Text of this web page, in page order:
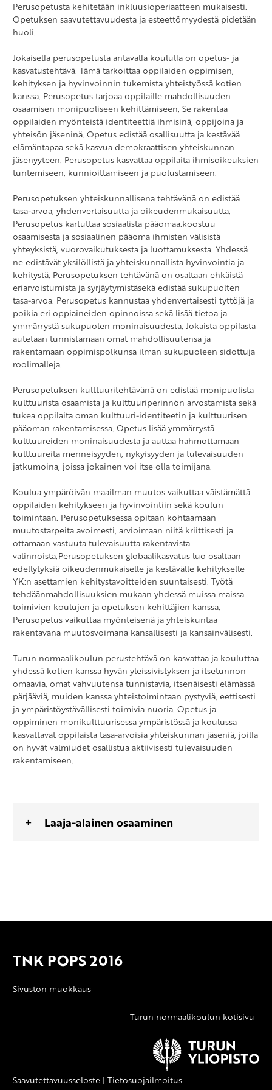
Katolinen uskonto 3-6
Espanja, A2-oppimäärä 4-6
Saksa, A2-oppimäärä 4-6
Ympäristöoppi 3-6
Musiikki 7-9
Oppilaanohjaus 7-9
Terveystieto 7-9
Toinen kotimainen kieli 7-9
Uskonto 7-9
Evankelisluterilainen uskonto 7-9
Islam 7-9
Katolinen uskonto 7-9
Vieraat kielet 7-9
Englanti A1-oppimäärä
Espanja A2-oppimäärä
Ranska A2-oppimäärä
Ranska B2-oppimäärä
Saksa A2-oppimäärä
Saksa B2-oppimäärä
Yhteiskuntaoppi 7-9
Perusopetusta kehitetään inkluusioperiaatteen mukaisesti.
Opetuksen saavutettavuudesta ja esteettömyydestä pidetään
huoli.
Jokaisella perusopetusta antavalla koululla on opetus- ja
kasvatustehtävä. Tämä tarkoittaa oppilaiden oppimisen,
kehityksen ja hyvinvoinnin tukemista yhteistyössä kotien
kanssa. Perusopetus tarjoaa oppilaille mahdollisuuden
osaamisen monipuoliseen kehittämiseen. Se rakentaa
oppilaiden myönteistä identiteettiä ihmisinä, oppijoina ja
yhteisön jäseninä. Opetus edistää osallisuutta ja kestävää
elämäntapaa sekä kasvua demokraattisen yhteiskunnan
jäsenyyteen. Perusopetus kasvattaa oppilaita ihmisoikeuksien
tuntemiseen, kunnioittamiseen ja puolustamiseen.
Perusopetuksen yhteiskunnallisena tehtävänä on edistää
tasa-arvoa, yhdenvertaisuutta ja oikeudenmukaisuutta.
Perusopetus kartuttaa sosiaalista pääomaa.koostuu
osaamisesta ja sosiaalinen pääoma ihmisten välisistä
yhteyksistä, vuorovaikutuksesta ja luottamuksesta. Yhdessä
ne edistävät yksilöllistä ja yhteiskunnallista hyvinvointia ja
kehitystä. Perusopetuksen tehtävänä on osaltaan ehkäistä
eriarvoistumista ja syrjäytymistäsekä edistää sukupuolten
tasa-arvoa. Perusopetus kannustaa yhdenvertaisesti tyttöjä ja
poikia eri oppiaineiden opinnoissa sekä lisää tietoa ja
ymmärrystä sukupuolen moninaisuudesta. Jokaista oppilasta
autetaan tunnistamaan omat mahdollisuutensa ja
rakentamaan oppimispolkunsa ilman sukupuoleen sidottuja
roolimalleja.
Perusopetuksen kulttuuritehtävänä on edistää monipuolista
kulttuurista osaamista ja kulttuuriperinnön arvostamista sekä
tukea oppilaita oman kulttuuri-identiteetin ja kulttuurisen
pääoman rakentamisessa. Opetus lisää ymmärrystä
kulttuureiden moninaisuudesta ja auttaa hahmottamaan
kulttuureita menneisyyden, nykyisyyden ja tulevaisuuden
jatkumoina, joissa jokainen voi itse olla toimijana.
Koulua ympäröivän maailman muutos vaikuttaa väistämättä
oppilaiden kehitykseen ja hyvinvointiin sekä koulun
toimintaan. Perusopetuksessa opitaan kohtaamaan
muutostarpeita avoimesti, arvioimaan niitä kriittisesti ja
ottamaan vastuuta tulevaisuutta rakentavista
valinnoista.Perusopetuksen globaalikasvatus luo osaltaan
edellytyksiä oikeudenmukaiselle ja kestävälle kehitykselle
YK:n asettamien kehitystavoitteiden suuntaisesti. Työtä
tehdäänmahdollisuuksien mukaan yhdessä muissa maissa
toimivien koulujen ja opetuksen kehittäjien kanssa.
Perusopetus vaikuttaa myönteisenä ja yhteiskuntaa
rakentavana muutosvoimana kansallisesti ja kansainvälisesti.
Turun normaalikoulun perustehtävä on kasvattaa ja kouluttaa
yhdessä kotien kanssa hyvän yleissivistyksen ja itsetunnon
omaavia, omat vahvuutensa tunnistavia, itsenäisesti elämässä
pärjääviä, muiden kanssa yhteistoimintaan pystyviä, eettisesti
ja ympäristöystävällisesti toimivia nuoria. Opetus ja
oppiminen monikulttuurisessa ympäristössä ja koulussa
kasvattavat oppilaista tasa-arvoisia yhteiskunnan jäseniä, joilla
on hyvät valmiudet osallistua aktiivisesti tulevaisuuden
rakentamiseen.
Laaja-alainen osaaminen
TNK POPS 2016
Sivuston muokkaus
Turun normaalikoulun kotisivu
Saavutettavuusseloste | Tietosuojailmoitus